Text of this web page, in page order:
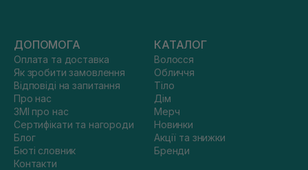
ДОПОМОГА
Оплата та доставка
Як зробити замовлення
Відповіді на запитання
Про нас
ЗМІ про нас
Сертифікати та нагороди
Блог
Бюті словник
Контакти
КАТАЛОГ
Волосся
Обличчя
Тіло
Дім
Мерч
Новинки
Акції та знижки
Бренди